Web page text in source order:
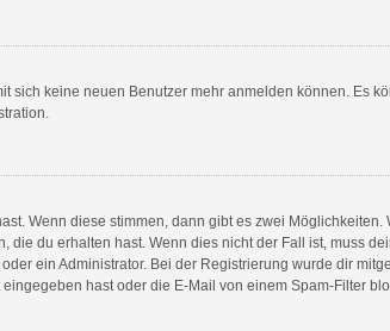
keine neuen Benutzer mehr anmelden können. Es
Wenn diese stimmen, dann gibt es zwei Möglichkeiten.
du erhalten hast. Wenn dies nicht der Fall ist, muss
ein Administrator. Bei der Registrierung wurde dir
hast oder die E-Mail von einem Spam-Filter